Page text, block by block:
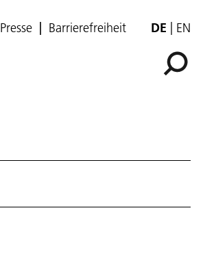
Presse Barrierefreiheit DE EN